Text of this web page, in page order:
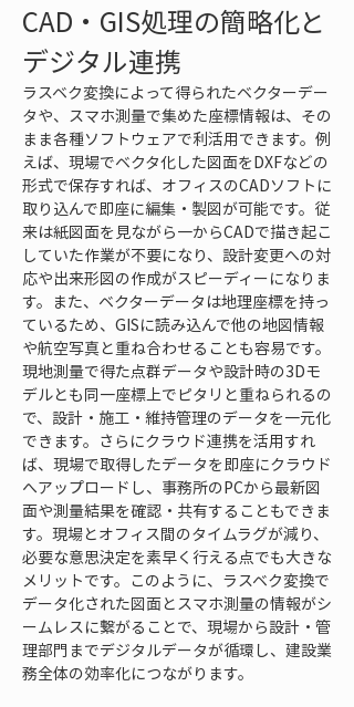
CAD・GIS処理の簡略化と
デジタル連携
ラスベク変換によって得られたベクターデー
タや、スマホ測量で集めた座標情報は、その
まま各種ソフトウェアで利活用できます。例
えば、現場でベクタ化した図面をDXFなどの
形式で保存すれば、オフィスのCADソフトに
取り込んで即座に編集・製図が可能です。従
来は紙図面を見ながら一からCADで描き起こ
していた作業が不要になり、設計変更への対
応や出来形図の作成がスピーディーになりま
す。また、ベクターデータは地理座標を持っ
ているため、GISに読み込んで他の地図情報
や航空写真と重ね合わせることも容易です。
現地測量で得た点群データや設計時の3Dモ
デルとも同一座標上でピタリと重ねられるの
で、設計・施工・維持管理のデータを一元化
できます。さらにクラウド連携を活用すれ
ば、現場で取得したデータを即座にクラウド
へアップロードし、事務所のPCから最新図
面や測量結果を確認・共有することもできま
す。現場とオフィス間のタイムラグが減り、
必要な意思決定を素早く行える点でも大きな
メリットです。このように、ラスベク変換で
データ化された図面とスマホ測量の情報がシ
ームレスに繋がることで、現場から設計・管
理部門までデジタルデータが循環し、建設業
務全体の効率化につながります。